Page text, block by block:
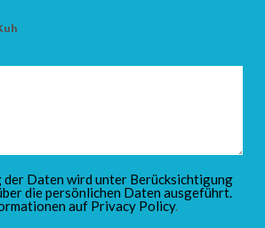
KINDER
Daten wird unter Berücksichtigung
die persönlichen Daten ausgeführt.
auf Privacy Policy.